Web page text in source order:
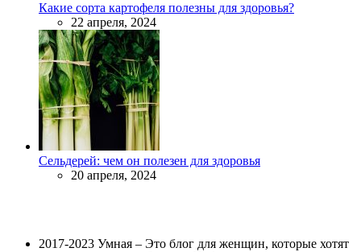
Какие сорта картофеля полезны для здоровья?
22 апреля, 2024
Сельдерей: чем он полезен для здоровья
20 апреля, 2024
2017-2023 Умная – Это блог для женщин, которые хотят